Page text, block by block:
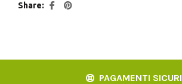
Share
PAGAMENTI SICURI